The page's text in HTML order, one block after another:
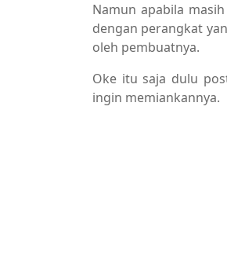
Namun apabila
dengan perangkat
oleh pembuatnya.
Oke itu saja dulu
ingin memiankannya.